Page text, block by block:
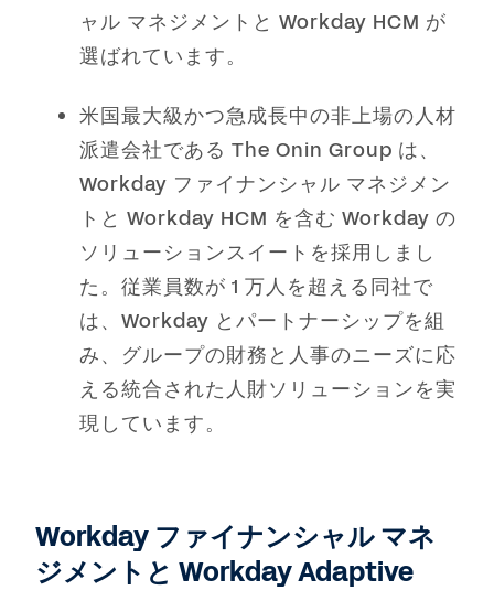
ャル マネジメントと Workday HCM が
選ばれています。
米国最大級かつ急成長中の非上場の人材
派遣会社である The Onin Group は、
Workday ファイナンシャル マネジメン
トと Workday HCM を含む Workday の
ソリューションスイートを採用しまし
た。従業員数が 1 万人を超える同社で
は、Workday とパートナーシップを組
み、グループの財務と人事のニーズに応
える統合された人財ソリューションを実
現しています。
Workday ファイナンシャル マネ
ジメントと Workday Adaptive